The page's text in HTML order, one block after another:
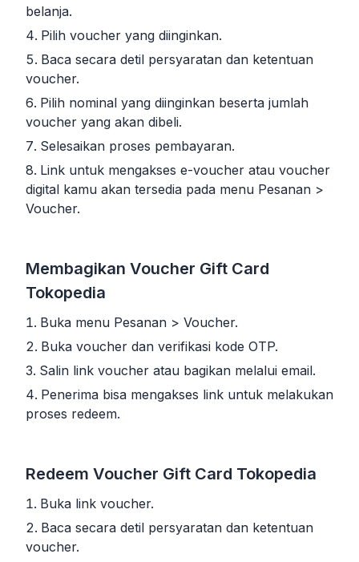
belanja.
Pilih voucher yang diinginkan.
Baca secara detil persyaratan dan ketentuan
voucher.
Pilih nominal yang diinginkan beserta jumlah
voucher yang akan dibeli.
Selesaikan proses pembayaran.
Link untuk mengakses e-voucher atau voucher
digital kamu akan tersedia pada menu Pesanan >
Voucher.
Membagikan Voucher Gift Card
Tokopedia
Buka menu Pesanan > Voucher.
Buka voucher dan verifikasi kode OTP.
Salin link voucher atau bagikan melalui email.
Penerima bisa mengakses link untuk melakukan
proses redeem.
Redeem Voucher Gift Card Tokopedia
Buka link voucher.
Baca secara detil persyaratan dan ketentuan
voucher.